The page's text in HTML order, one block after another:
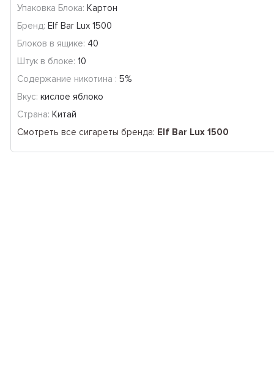
Упаковка Блока: Картон
Бренд: Elf Bar Lux 1500
Блоков в ящике: 40
Штук в блоке: 10
Содержание никотина : 5%
Вкус: кислое яблоко
Страна: Китай
Смотреть все сигареты бренда: Elf Bar Lux 1500